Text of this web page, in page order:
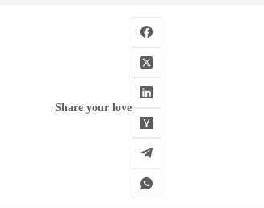
Share your love